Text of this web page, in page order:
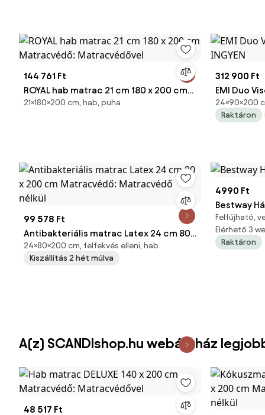
144 761 Ft
ROYAL hab matrac 21 cm 180 x 200 cm
Matracvédő: Matracvédővel
21×180×200 cm, hab, puha
312 900 Ft
EMI Duo
INGYEN
24×90×200
Raktáron
99 578 Ft
Antibakteriális matrac Latex 24 cm 80
x 200 cm Matracvédő: Matracvédő
nélkül
24×80×200 cm, felfekvés elleni, hab
Kiszállítás 2 hét múlva
4990 Ft
Bestway
Felfújható,
Elérhető 3
Raktáron
A(z) SCANDIshop.hu webáruház
48 517 Ft